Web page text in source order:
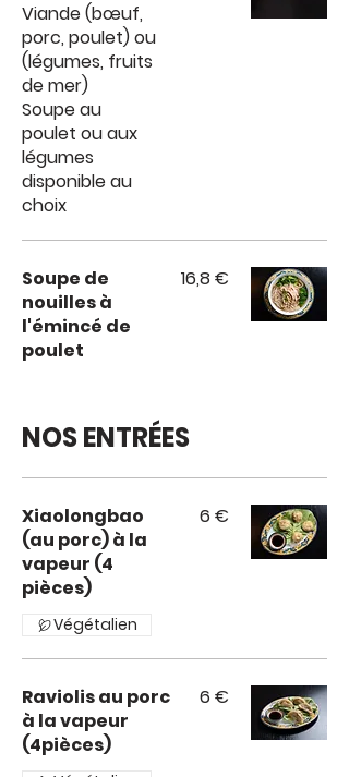
Viande (bœuf,
porc, poulet) ou
(légumes, fruits
de mer)
Soupe au
poulet ou aux
légumes
disponible au
choix
Soupe de
nouilles à
l'émincé de
poulet
16,8 €
NOS ENTRÉES
Xiaolongbao
(au porc) à la
vapeur (4
pièces)
6 €
Végétalien
Raviolis au porc
à la vapeur
(4pièces)
6 €